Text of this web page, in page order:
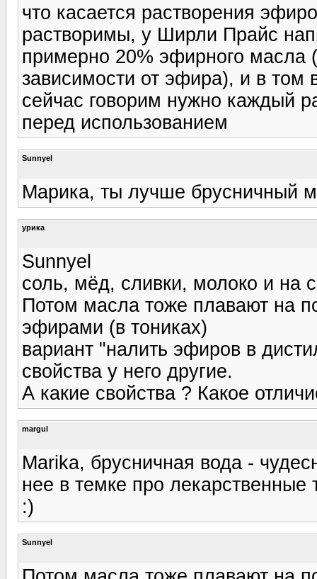
что касается растворения
растворимы, у Ширли Прайс
примерно 20% эфирного масла
зависимости от эфира), и в том
сейчас говорим нужно каждый
перед использованием
Sunnyel
Марика, ты лучше брусничный
урика
Sunnyel
соль, мёд, сливки, молоко и на
Потом масла тоже плавают на
эфирами (в тониках)
вариант "налить эфиров в
свойства у него другие.
А какие свойства ? Какое
margul
Marika, брусничная вода -
нее в темке про лекарственные
:)
Sunnyel